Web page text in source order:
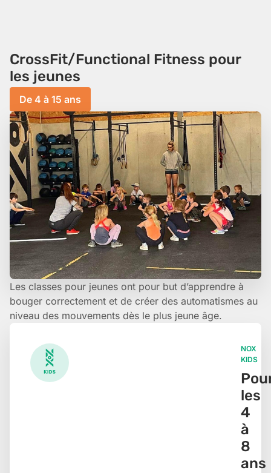
CrossFit/Functional Fitness pour
les​ jeunes
De 4 à 15 ans
Les classes pour jeunes ont pour but d’apprendre à
bouger correctement et de créer des automatismes au
niveau des mouvements dès le plus jeune âge.
NOX
KIDS
les
4
à
8
ans